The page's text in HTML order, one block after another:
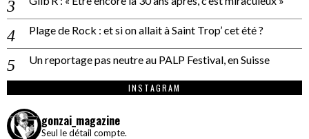
Plage de Rock : et si on allait à Saint Trop’ cet été ?
Un reportage pas neutre au PALP Festival, en Suisse
INSTAGRAM
gonzai_magazine
Seul le détail compte.